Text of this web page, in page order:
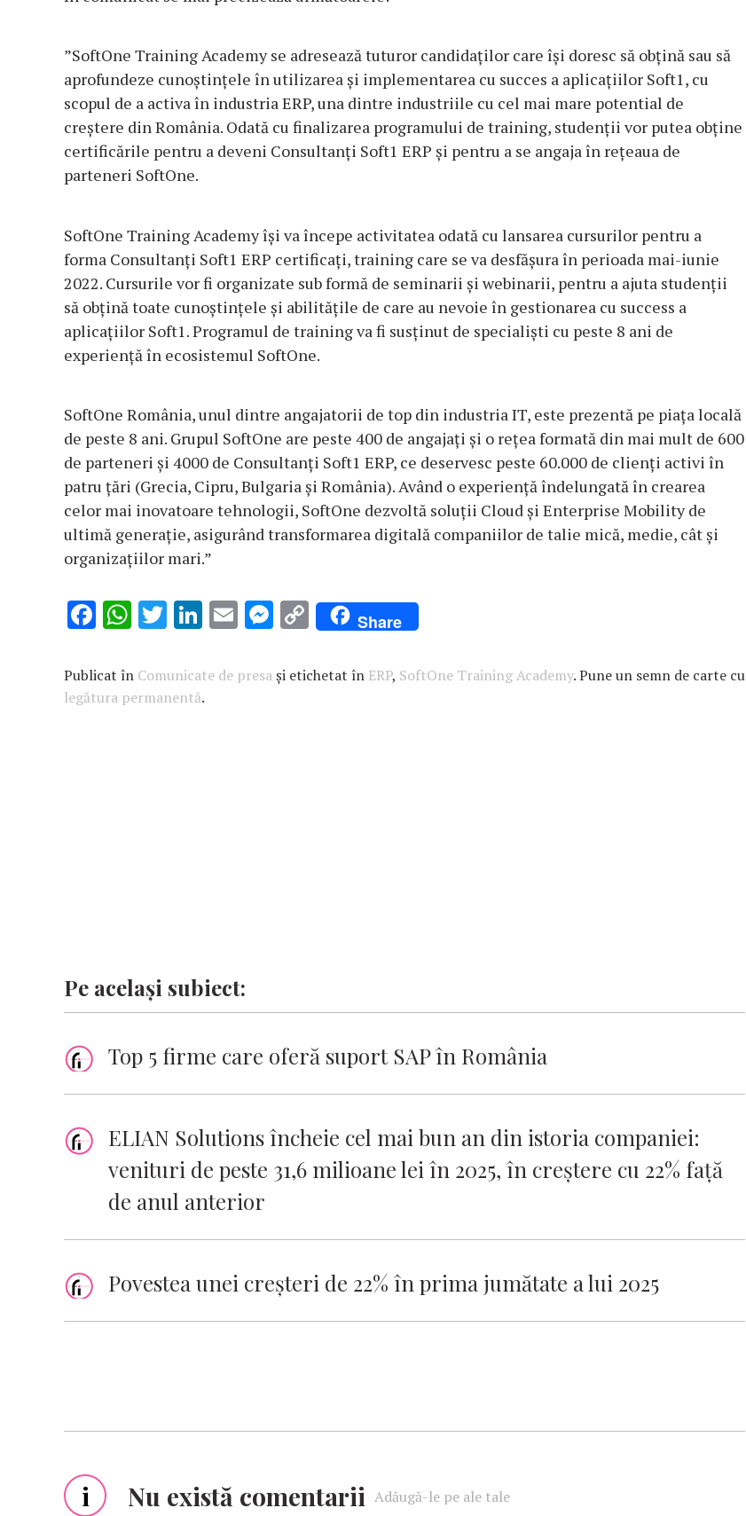
”SoftOne Training Academy se adresează tuturor candidaților care își doresc să obțină sau să
aprofundeze cunoștințele în utilizarea și implementarea cu succes a aplicațiilor Soft1, cu
scopul de a activa în industria ERP, una dintre industriile cu cel mai mare potential de
creștere din România. Odată cu finalizarea programului de training, studenții vor putea obține
certificările pentru a deveni Consultanți Soft1 ERP și pentru a se angaja în rețeaua de
parteneri SoftOne.
SoftOne Training Academy își va începe activitatea odată cu lansarea cursurilor pentru a
forma Consultanți Soft1 ERP certificați, training care se va desfășura în perioada mai-iunie
2022. Cursurile vor fi organizate sub formă de seminarii și webinarii, pentru a ajuta studenții
să obțină toate cunoștințele și abilitățile de care au nevoie în gestionarea cu success a
aplicațiilor Soft1. Programul de training va fi susținut de specialiști cu peste 8 ani de
experiență în ecosistemul SoftOne.
SoftOne România, unul dintre angajatorii de top din industria IT, este prezentă pe piața locală
de peste 8 ani. Grupul SoftOne are peste 400 de angajați și o rețea formată din mai mult de 600
de parteneri și 4000 de Consultanți Soft1 ERP, ce deservesc peste 60.000 de clienți activi în
patru țări (Grecia, Cipru, Bulgaria și România). Având o experiență îndelungată în crearea
celor mai inovatoare tehnologii, SoftOne dezvoltă soluții Cloud și Enterprise Mobility de
ultimă generație, asigurând transformarea digitală companiilor de talie mică, medie, cât şi
organizaţiilor mari.”
F
e
b
W
at
s
T
it
te
Li
k
e
E
ai
M
se
C
o
p
Share
Publicat în Comunicate de presași etichetat în ERP, SoftOne Training Academy. Pune un semn de carte cu
legătura permanentă.
Pe același subiect:
Top 5 firme care oferă suport SAP în România
ELIAN Solutions încheie cel mai bun an din istoria companiei:
venituri de peste 31,6 milioane lei în 2025, în creștere cu 22% față
de anul anterior
Povestea unei creșteri de 22% în prima jumătate a lui 2025
i Nu există comentarii Adăugă-le pe ale tale